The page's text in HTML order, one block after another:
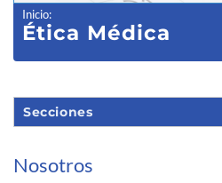
Inicio:
Ética Médica
Secciones
Nosotros